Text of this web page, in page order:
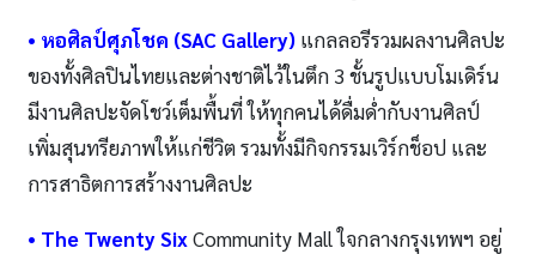
• หอศิลป์ศุภโชค (SAC Gallery) แกลลอรีรวมผลงานศิลปะ
ของทั้งศิลปินไทยและต่างชาติไว้ในตึก 3 ชั้นรูปแบบโมเดิร์น
มีงานศิลปะจัดโชว์เต็มพื้นที่ ให้ทุกคนได้ดื่มด่ำกับงานศิลป์
เพิ่มสุนทรียภาพให้แก่ชีวิต รวมทั้งมีกิจกรรมเวิร์กช็อป และ
การสาธิตการสร้างงานศิลปะ
• The Twenty SixCommunity Mall ใจกลางกรุงเทพฯ อยู่